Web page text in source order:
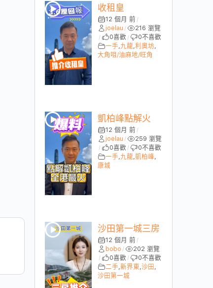
收租皇
12 個月 前 /
joelau / 216 瀏覽
/ 0喜歡 / 0不喜歡
一手,九龍,利奧坊,
大角咀/油麻地/旺角
凱柏峰點解火
12 個月 前 /
joelau / 259 瀏覽
/ 0喜歡 / 0不喜歡
一手 九龍 ,凱柏峰
康城
沙田第一城三房
12 個月 前 /
bobo / 202 瀏覽
/ 0喜歡 / 0不喜歡
二手 ,新界東 ,沙田
沙田第一城